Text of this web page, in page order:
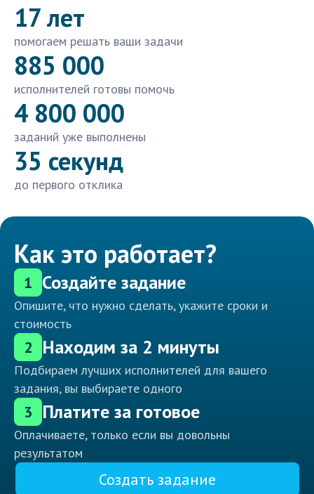
17 лет
помогаем решать ваши задачи
885 000
исполнителей готовы помочь
4 800 000
заданий уже выполнены
35 секунд
до первого отклика
Как это работает?
1 Создайте задание
Опишите, что нужно сделать, укажите сроки и
стоимость
2 Находим за 2 минуты
Подбираем лучших исполнителей для вашего
задания, вы выбираете одного
3 Платите за готовое
Оплачиваете, только если вы довольны
результатом
Создать задание